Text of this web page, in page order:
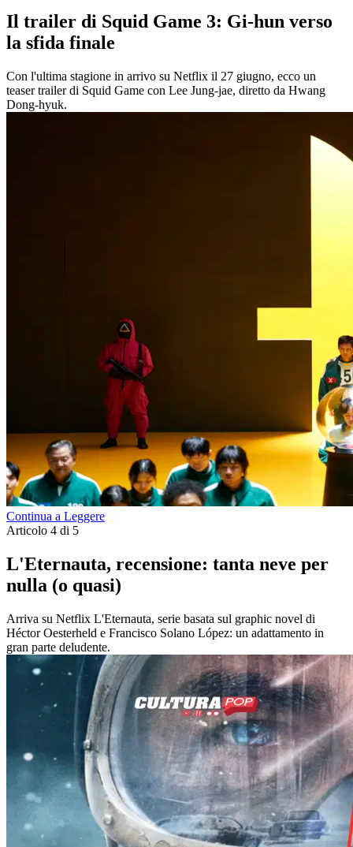
Il trailer di Squid Game 3: Gi-hun verso
la sfida finale
Con l'ultima stagione in arrivo su Netflix il 27 giugno, ecco un
teaser trailer di Squid Game con Lee Jung-jae, diretto da Hwang
Dong-hyuk.
Continua a Leggere
Articolo 4 di 5
L'Eternauta, recensione: tanta neve per
nulla (o quasi)
Arriva su Netflix L'Eternauta, serie basata sul graphic novel di
Héctor Oesterheld e Francisco Solano López: un adattamento in
gran parte deludente.